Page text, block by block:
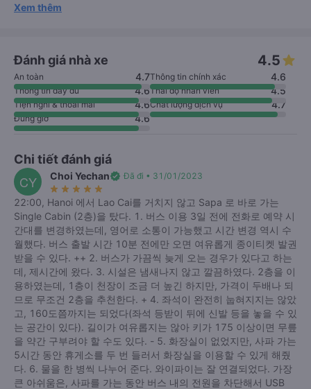
Xem thêm
Đánh giá nhà xe 4.5
An toàn 4.7Thông tin chính xác 4.6
Thông tin đầy đủ 4.6Thái độ nhân viên 4.5
Tiện nghi & thoải mái 4.6Chất lượng dịch vụ 4.7
Đúng giờ 4.6
Chi tiết đánh giá
CY Choi Yechanverified Đã đi • 31/01/2023
star_rate star_rate star_rate star_rate star_rate
22:00, Hanoi 에서 Lao Cai를 거치지 않고 Sapa 로 바로 가는
Single Cabin (2층)을 탔다. 1. 버스 이용 3일 전에 전화로 예약 시
간대를 변경하였는데, 영어로 소통이 가능했고 시간 변경 역시 수
월했다. 버스 출발 시간 10분 전에만 오면 여유롭게 종이티켓 발권
받을 수 있다. ++ 2. 버스가 가끔씩 늦게 오는 경우가 있다고 하는
데, 제시간에 왔다. 3. 시설은 냄새나지 않고 깔끔하였다. 2층을 이
용하였는데, 1층이 천장이 조금 더 높긴 하지만, 가격이 두배나 되
므로 무조건 2층을 추천한다. + 4. 좌석이 완전히 눕혀지지는 않았
고, 160도쯤까지는 되었다(좌석 등받이 뒤에 신발 등을 놓을 수 있
는 공간이 있다). 길이가 여유롭지는 않아 키가 175 이상이면 무릎
을 약간 구부려야 할 수도 있다. - 5. 화장실이 없었지만, 사파 가는
5시간 동안 휴게소를 두 번 들러서 화장실을 이용할 수 있게 해줬
다. 6. 물을 한 병씩 나누어 준다. 와이파이는 잘 연결되었다. 가장
큰 아쉬움은, 사파를 가는 동안 버스 내의 전원을 차단해서 USB